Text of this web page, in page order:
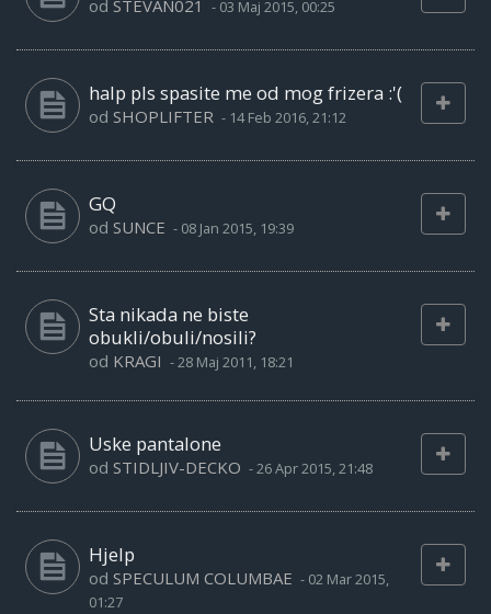
od STEVAN021 - 03 Maj 2015, 00:25
halp pls spasite me od mog frizera :'(
od SHOPLIFTER - 14 Feb 2016, 21:12
GQ
od SUNCE - 08 Jan 2015, 19:39
Sta nikada ne biste
obukli/obuli/nosili?
od KRAGI -28 Maj 2011, 18:21
Uske pantalone
od STIDLJIV-DECKO -26 Apr 2015, 21:48
Hjelp
od SPECULUM COLUMBAE - 02 Mar 2015,
01:27